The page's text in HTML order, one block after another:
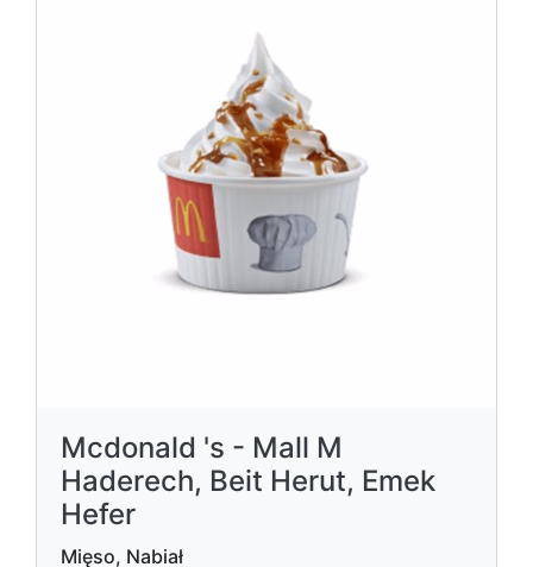
Mcdonald 's - Mall M
Haderech, Beit Herut, Emek
Hefer
Mięso, Nabiał